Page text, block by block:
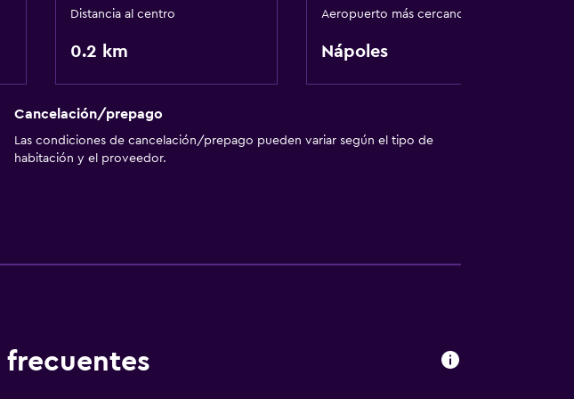
Vista a la montaña
Piso de cerámica/mármol
Vista a la ciudad
Accesibilidad y adecuación
Distancia al centro
0.2 km
Aeropuerto más cercano
Nápoles
Cancelación/prepago
Las condiciones de cancelación/prepago pueden variar según el tipo de
habitación y el proveedor.
frecuentes